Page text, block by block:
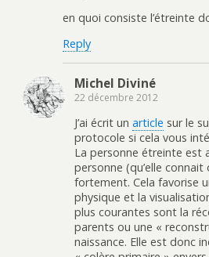
en quoi consiste l’étreinte
Reply
Michel Diviné
22 décembre 2012
J’ai écrit un article sur le
protocole si cela vous
La personne étreinte est
personne (qu’elle connait
fortement. Cela favorise
physique et la
plus courantes sont la
parents ou une «
naissance. Elle est donc